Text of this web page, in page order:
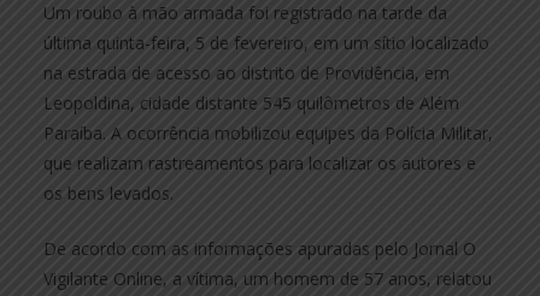
Um roubo à mão armada foi registrado na tarde da
última quinta-feira, 5 de fevereiro, em um sítio localizado
na estrada de acesso ao distrito de Providência, em
Leopoldina, cidade distante 545 quilômetros de Além
Paraíba. A ocorrência mobilizou equipes da Polícia Militar,
que realizam rastreamentos para localizar os autores e
os bens levados.
De acordo com as informações apuradas pelo Jornal O
Vigilante Online, a vítima, um homem de 57 anos, relatou